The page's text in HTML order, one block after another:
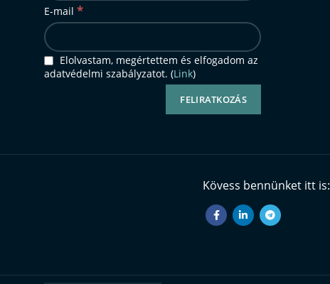
E-mail *
Elolvastam, megértettem és elfogadom az
adatvédelmi szabályzatot. (Link)
Kövess bennünket itt is: